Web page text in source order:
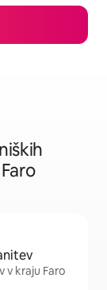
v kraju Faro